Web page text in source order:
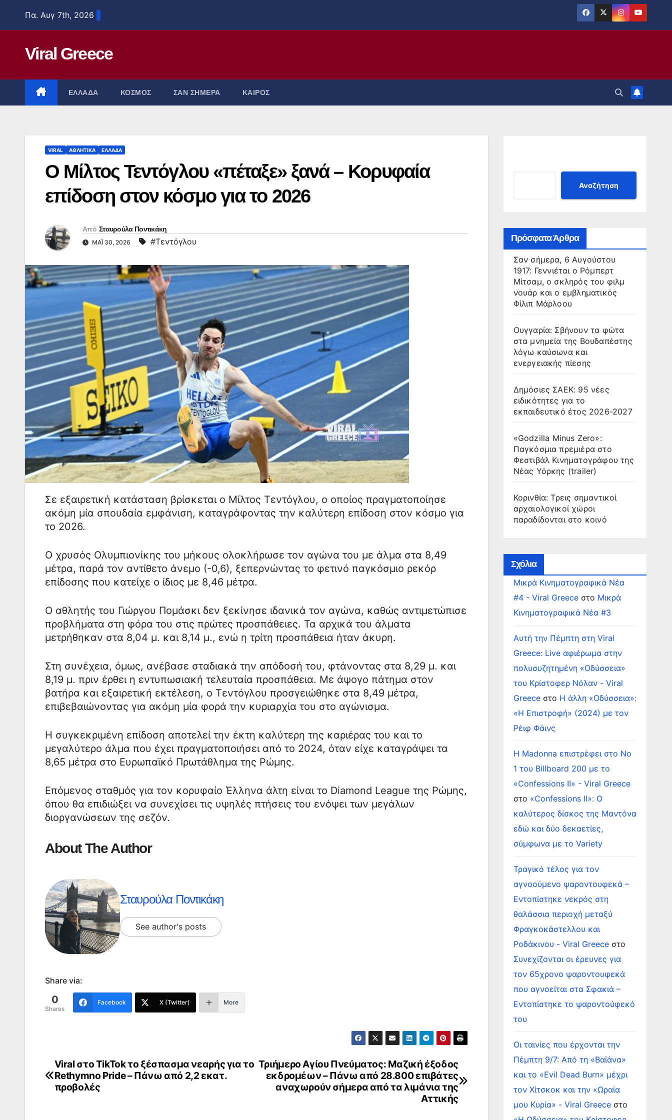
Πα. Αυγ 7th, 2026
Viral Greece
ΕΛΛΑΔΑ ΚΟΣΜΟΣ ΣΑΝ ΣΗΜΕΡΑ ΚΑΙΡΟΣ
VIRAL ΑΘΛΗΤΙΚΑ ΕΛΛΑΔΑ
Ο Μίλτος Τεντόγλου «πέταξε» ξανά – Κορυφαία
επίδοση στον κόσμο για το 2026
Από Σταυρούλα Ποντικάκη
ΜΆΙ 30, 2026 #Τεντόγλου
Σε εξαιρετική κατάσταση βρίσκεται ο Μίλτος Τεντόγλου, ο οποίος πραγματοποίησε
ακόμη μία σπουδαία εμφάνιση, καταγράφοντας την καλύτερη επίδοση στον κόσμο για
το 2026.
Ο χρυσός Ολυμπιονίκης του μήκους ολοκλήρωσε τον αγώνα του με άλμα στα 8,49
μέτρα, παρά τον αντίθετο άνεμο (-0,6), ξεπερνώντας το φετινό παγκόσμιο ρεκόρ
επίδοσης που κατείχε ο ίδιος με 8,46 μέτρα.
Ο αθλητής του Γιώργου Πομάσκι δεν ξεκίνησε ιδανικά τον αγώνα, καθώς αντιμετώπισε
προβλήματα στη φόρα του στις πρώτες προσπάθειες. Τα αρχικά του άλματα
μετρήθηκαν στα 8,04 μ. και 8,14 μ., ενώ η τρίτη προσπάθεια ήταν άκυρη.
Στη συνέχεια, όμως, ανέβασε σταδιακά την απόδοσή του, φτάνοντας στα 8,29 μ. και
8,19 μ. πριν έρθει η εντυπωσιακή τελευταία προσπάθεια. Με άψογο πάτημα στον
βατήρα και εξαιρετική εκτέλεση, ο Τεντόγλου προσγειώθηκε στα 8,49 μέτρα,
επιβεβαιώνοντας για ακόμη μία φορά την κυριαρχία του στο αγώνισμα.
Η συγκεκριμένη επίδοση αποτελεί την έκτη καλύτερη της καριέρας του και το
μεγαλύτερο άλμα που έχει πραγματοποιήσει από το 2024, όταν είχε καταγράψει τα
8,65 μέτρα στο Ευρωπαϊκό Πρωτάθλημα της Ρώμης.
Επόμενος σταθμός για τον κορυφαίο Έλληνα άλτη είναι το Diamond League της Ρώμης,
όπου θα επιδιώξει να συνεχίσει τις υψηλές πτήσεις του ενόψει των μεγάλων
διοργανώσεων της σεζόν.
About The Author
Σταυρούλα Ποντικάκη
See author's posts
Share via:
0
Shares
Facebook X (Twitter) More
Πλοήγηση
άρθρων
Τριήμερο Αγίου Πνεύματος: Μαζική έξοδος
εκδρομέων – Πάνω από 28.800 επιβάτες
αναχωρούν σήμερα από τα λιμάνια της
Αττικής
Viral στο TikTok το ξέσπασμα νεαρής για το
Rethymno Pride – Πάνω από 2,2 εκατ.
προβολές
Αναζήτηση
Πρόσφατα Άρθρα
Σαν σήμερα, 6 Αυγούστου
1917: Γεννιέται ο Ρόμπερτ
Μίτσαμ, ο σκληρός του φιλμ
νουάρ και ο εμβληματικός
Φίλιπ Μάρλοου
Ουγγαρία: Σβήνουν τα φώτα
στα μνημεία της Βουδαπέστης
λόγω καύσωνα και
ενεργειακής πίεσης
Δημόσιες ΣΑΕΚ: 95 νέες
ειδικότητες για το
εκπαιδευτικό έτος 2026-2027
«Godzilla Minus Zero»:
Παγκόσμια πρεμιέρα στο
Φεστιβάλ Κινηματογράφου της
Νέας Υόρκης (trailer)
Κορινθία: Τρεις σημαντικοί
αρχαιολογικοί χώροι
παραδίδονται στο κοινό
Σχόλια
Μικρά Κινηματογραφικά Νέα
#4 - Viral Greeceστο Μικρά
Κινηματογραφικά Νέα #3
Αυτή την Πέμπτη στη Viral
Greece: Live αφιέρωμα στην
πολυσυζητημένη «Οδύσσεια»
του Κρίστοφερ Νόλαν - Viral
Greeceστο Η άλλη «Οδύσσεια»:
«Η Επιστροφή» (2024) με τον
Ρέιφ Φάινς
Η Madonna επιστρέφει στο Νο
1 του Billboard 200 με το
«Confessions II» - Viral Greece
στο «Confessions II»: Ο
καλύτερος δίσκος της Μαντόνα
εδώ και δύο δεκαετίες,
σύμφωνα με το Variety
Τραγικό τέλος για τον
αγνοούμενο ψαροντουφεκά –
Εντοπίστηκε νεκρός στη
θαλάσσια περιοχή μεταξύ
Φραγκοκάστελλου και
Ροδάκινου - Viral Greeceστο
Συνεχίζονται οι έρευνες για
τον 65χρονο ψαροντουφεκά
που αγνοείται στα Σφακιά –
Εντοπίστηκε το ψαροντούφεκό
του
Οι ταινίες που έρχονται την
Πέμπτη 9/7: Από τη «Βαϊάνα»
και το «Evil Dead Burn» μέχρι
τον Χίτσκοκ και την «Ωραία
μου Κυρία» - Viral Greeceστο